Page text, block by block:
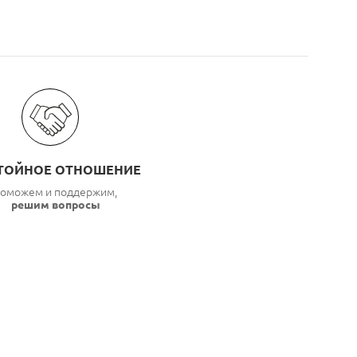
ОТНОШЕНИЕ
и поддержим,
решим вопросы